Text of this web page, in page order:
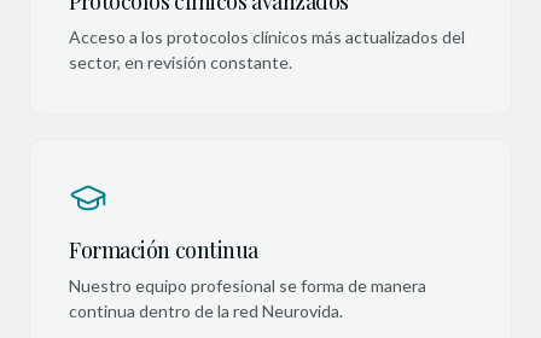
Acceso a los protocolos clínicos más actualizados del
sector, en revisión constante.
Formación continua
Nuestro equipo profesional se forma de manera
continua dentro de la red Neurovida.